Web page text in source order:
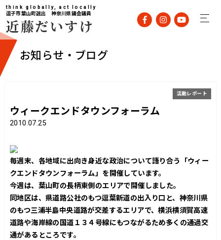
think globally, act locally
逗子市葉山町選出 神奈川県議会議員
近藤だいすけ
お知らせ・ブログ
ウィークエンドタウンフォーラム
2010.07.25
活動レポート
毎週末、各地域に出向き身近な政治について語り合う「ウィー
クエンドタウンフォーラム」を開催しています。
今週は、葉山町の長柄東側のエリアで開催しました。
同地区は、県道路公社のもつ逗葉新道の出入り口と、神奈川県
のもつ三浦半島中央道路が交差するエリアで、横浜横須賀高速
道路や海岸線の国道１３４号線にもつながるため多くの通過交
通があるところです。